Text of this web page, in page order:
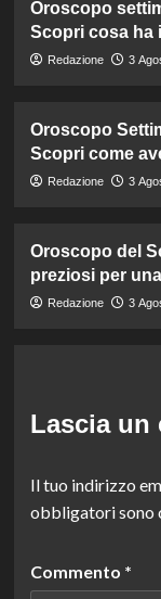
Oroscopo
Scopri cosa ha
Redazione 3
Oroscopo
Scopri come
Redazione 3
Oroscopo del
preziosi per
Redazione 3
Lascia un
Il tuo indirizzo
obbligatori sono
Commento *